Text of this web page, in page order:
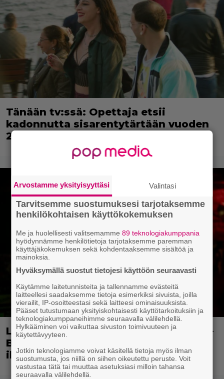
Tänään tv:ssä: Opettaja etsii
kadonnutta sisarentytärtään vuoden
2024 laatuleffassa
Lavakomiikkaa ja parisuhdedraamaa –
Bradley Cooper tarkkailee
ihmmissuhteita empaattisesti
Arvostamme yksityisyyttäsi Valintasi
Tarvitsemme suostumuksesi tarjotaksemme
henkilökohtaisen käyttökokemuksen
Me ja huolellisesti valitsemamme89 teknologiakumppania
hyödynnämme henkilötietoja tarjotaksemme paremman
käyttäjäkokemuksen sekä kohdentaaksemme sisältöä ja
mainoksia.
Hyväksymällä suostut tietojesi käyttöön seuraavasti
Käytämme laitetunnisteita ja tallennamme evästeitä
laitteellesi saadaksemme tietoja esimerkiksi sivuista, joilla
vierailit, IP-osoitteestasi sekä laitteesi ominaisuuksista.
Pääset tutustumaan yksityiskohtaisesti käyttötarkoituksiin ja
teknologiakumppaneihimme seuraavalla välilehdellä.
Hylkääminen voi vaikuttaa sivuston toimivuuteen ja
käytettävyyteen.
Jotkin teknologiamme voivat käsitellä tietoja myös ilman
suostumusta, jos niillä on siihen oikeutettu peruste. Voit
vastustaa tätä tai muuttaa asetuksiasi milloin tahansa
seuraavalla välilehdellä.